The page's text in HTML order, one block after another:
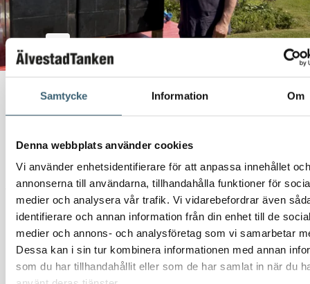
Samtycke Information Om
Denna webbplats använder cookies
Vi använder enhetsidentifierare för att anpassa innehållet och
annonserna till användarna, tillhandahålla funktioner för
medier och analysera vår trafik. Vi vidarebefordrar även
identifierare och annan information från din enhet till de
medier och annons- och analysföretag som vi samarbetar
Dessa kan i sin tur kombinera informationen med annan
som du har tillhandahållit eller som de har samlat in när du
Victron Phoenix Inverter 12/2000 230V Smart
Älvestad-Tanken Aluminiumbox 580x384x240 mm
Slangvinda 20m
Nivåmätare Mano-Clock Multi adjustable 100-200cm
vattendrag
Måttanpassad träpall
Välj en bevattningstank från ÄlvestadTanken
Sveriges största sortiment medvattentankar– Välj en tank med
rätt mått.
Låg vikt- enkel hantering